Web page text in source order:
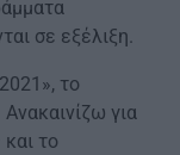
σε εξέλιξη.
το
για
το